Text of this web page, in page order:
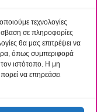
τεχνολογίες
σε πληροφορίες
θα μας επιτρέψει να
όπως συμπεριφορά
ιστότοπο. Η μη
να επηρεάσει